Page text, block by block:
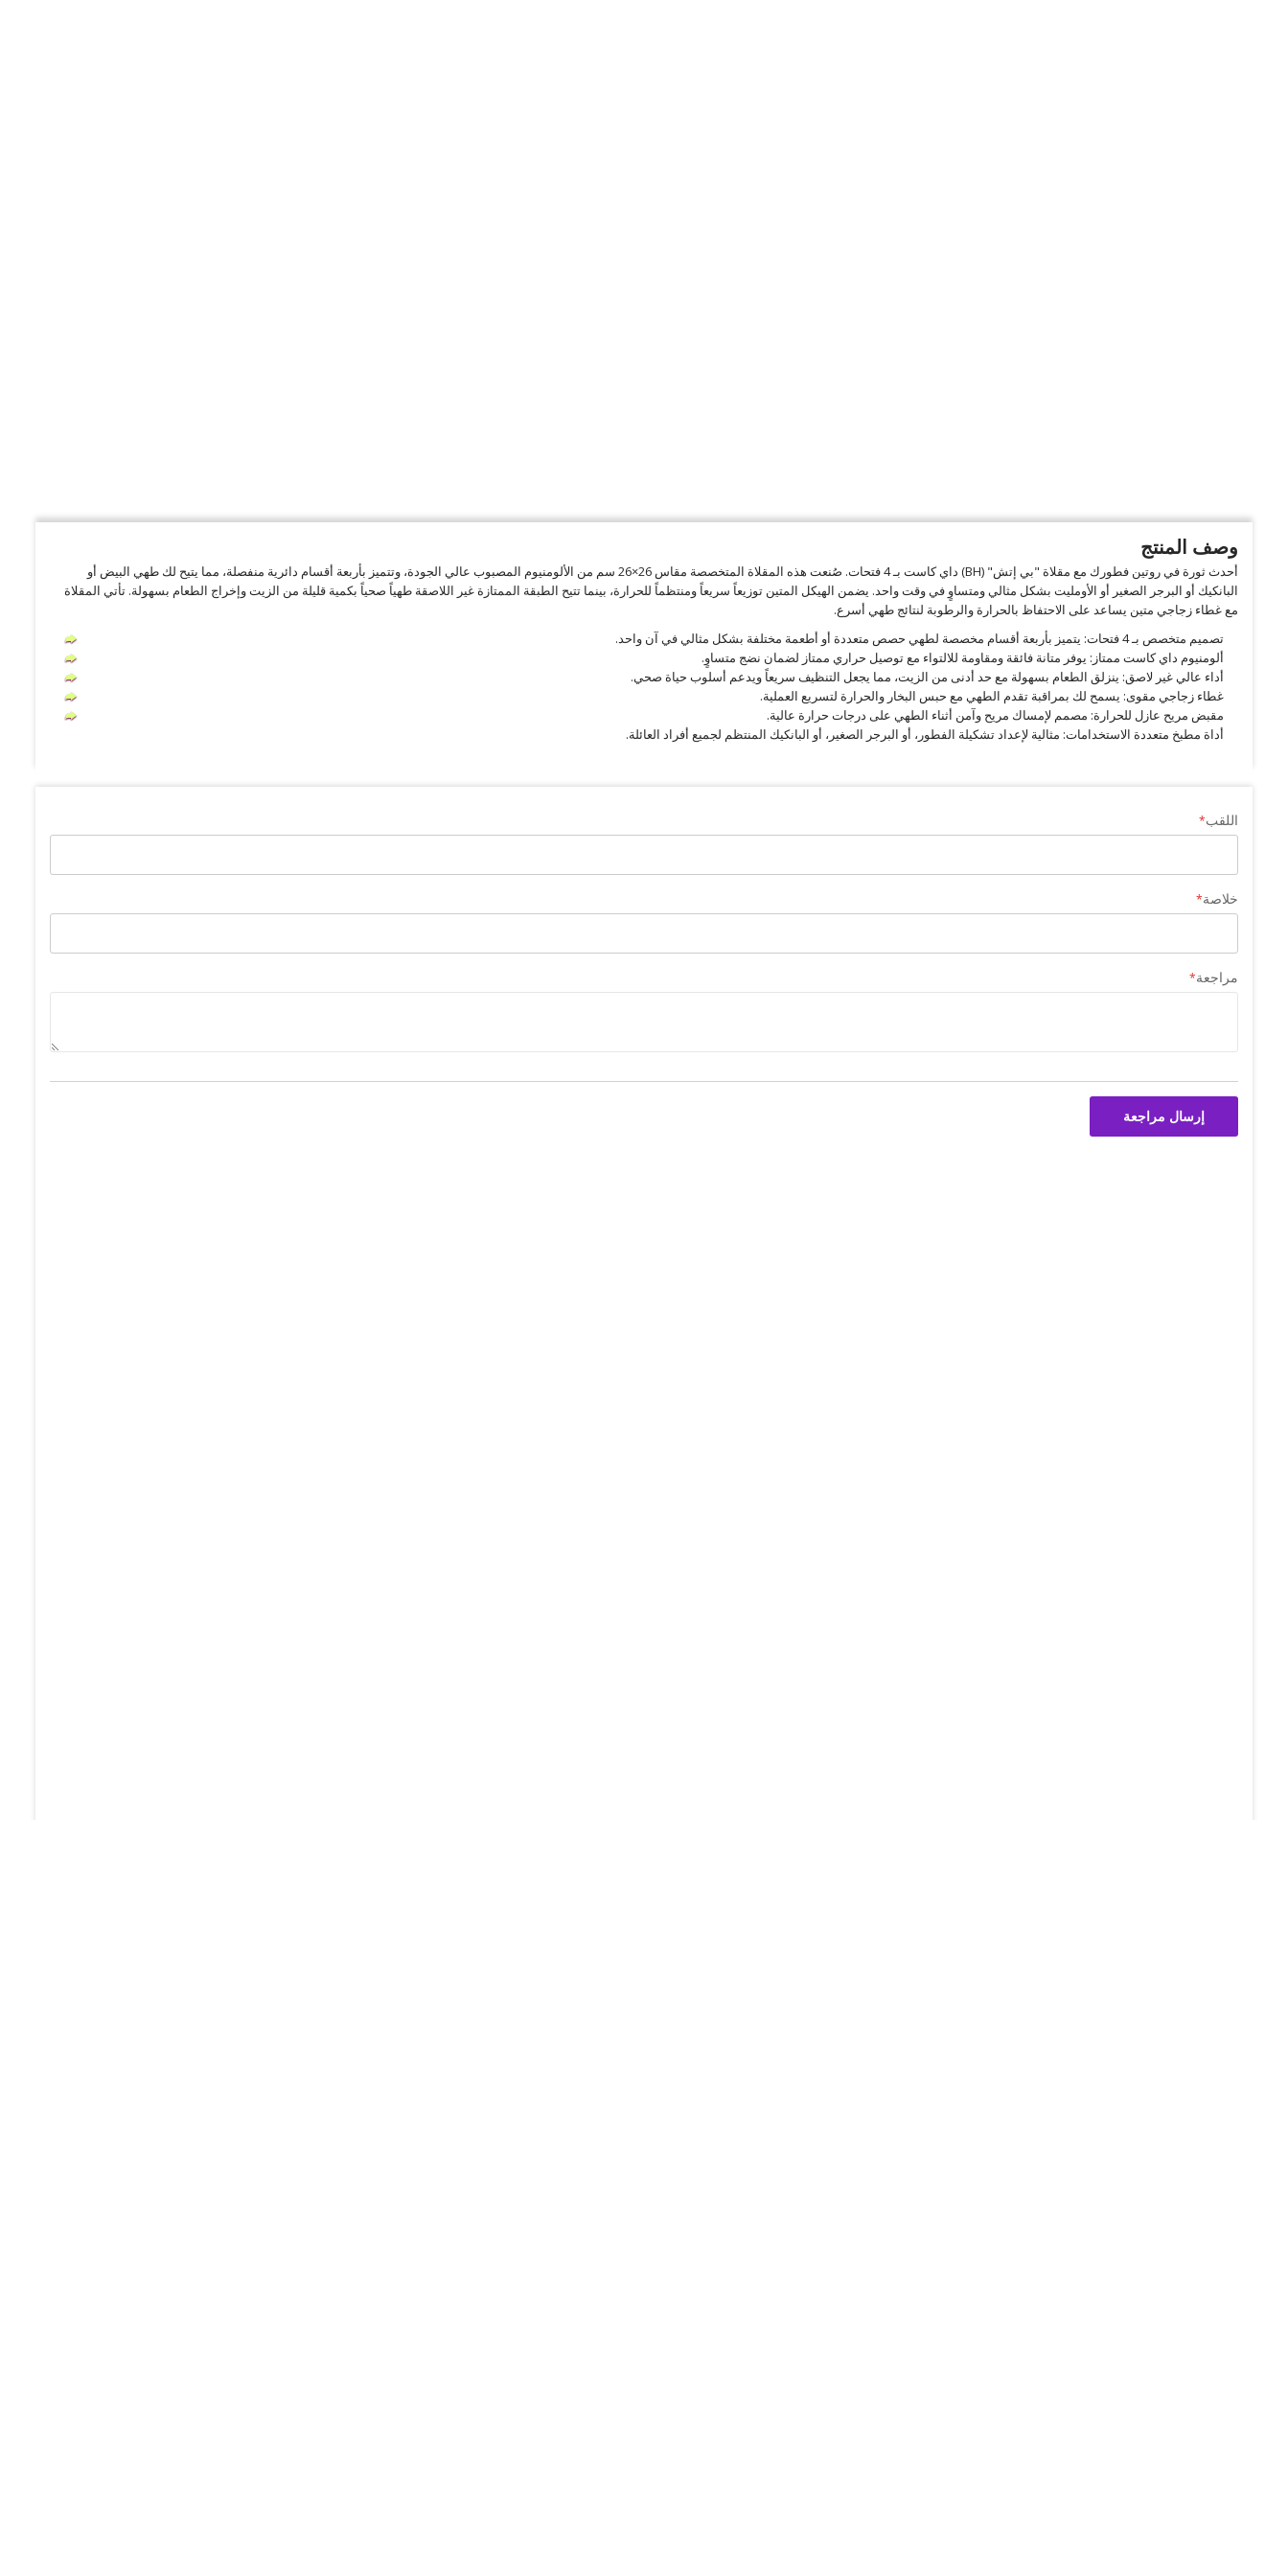
وصف المنتج
أحدث ثورة في روتين فطورك مع مقلاة "بي إتش" (BH) داي كاست بـ 4 فتحات. صُنعت هذه المقلاة المتخصصة مقاس 26×26 سم من الألومنيوم المصبوب عالي الجودة، وتتميز بأربعة أقسام دائرية منفصلة، مما يتيح لك طهي البيض أو
البانكيك أو البرجر الصغير أو الأومليت بشكل مثالي ومتساوٍ في وقت واحد. يضمن الهيكل المتين توزيعاً سريعاً ومنتظماً للحرارة، بينما تتيح الطبقة الممتازة غير اللاصقة طهياً صحياً بكمية قليلة من الزيت وإخراج الطعام بسهولة. تأتي المقلاة
مع غطاء زجاجي متين يساعد على الاحتفاظ بالحرارة والرطوبة لنتائج طهي أسرع.
تصميم متخصص بـ 4 فتحات: يتميز بأربعة أقسام مخصصة لطهي حصص متعددة أو أطعمة مختلفة بشكل مثالي في آن واحد.
ألومنيوم داي كاست ممتاز: يوفر متانة فائقة ومقاومة للالتواء مع توصيل حراري ممتاز لضمان نضج متساوٍ.
أداء عالي غير لاصق: ينزلق الطعام بسهولة مع حد أدنى من الزيت، مما يجعل التنظيف سريعاً ويدعم أسلوب حياة صحي.
غطاء زجاجي مقوى: يسمح لك بمراقبة تقدم الطهي مع حبس البخار والحرارة لتسريع العملية.
مقبض مريح عازل للحرارة: مصمم لإمساك مريح وآمن أثناء الطهي على درجات حرارة عالية.
أداة مطبخ متعددة الاستخدامات: مثالية لإعداد تشكيلة الفطور، أو البرجر الصغير، أو البانكيك المنتظم لجميع أفراد العائلة.
اللقب
خلاصة
مراجعة
إرسال مراجعة